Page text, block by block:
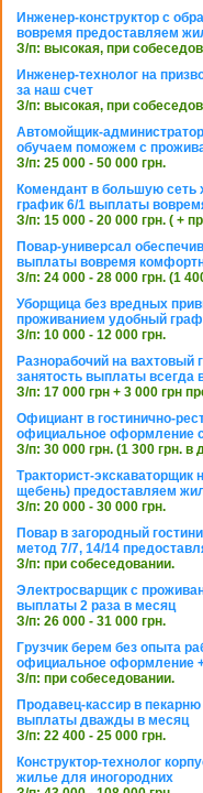
Инженер-конструктор с
вовремя предоставляем
З/п: высокая, при
Инженер-технолог на
за наш счет
З/п: высокая, при
Автомойщик-
обучаем поможем с
З/п: 25 000 - 50 000 грн.
Комендант в большую сеть
график 6/1 выплаты
З/п: 15 000 - 20 000 грн. ( +
Повар-универсал
выплаты вовремя
З/п: 24 000 - 28 000 грн. (1
Уборщица без вредных
проживанием удобный
З/п: 10 000 - 12 000 грн.
Разнорабочий на вахтовый
занятость выплаты всегда
З/п: 17 000 грн + 3 000 грн
Официант в гостинично-
официальное оформление
З/п: 30 000 грн. (1 300 грн. в
Тракторист-экскаваторщик
щебень) предоставляем
З/п: 20 000 - 30 000 грн.
Повар в загородный
метод 7/7, 14/14
З/п: при собеседовании.
Электросварщик с
выплаты 2 раза в месяц
З/п: 26 000 - 31 000 грн.
Грузчик берем без опыта
официальное оформление +
З/п: при собеседовании.
Продавец-кассир в
выплаты дважды в месяц
З/п: 22 400 - 25 000 грн.
Конструктор-технолог
жилье для иногородних